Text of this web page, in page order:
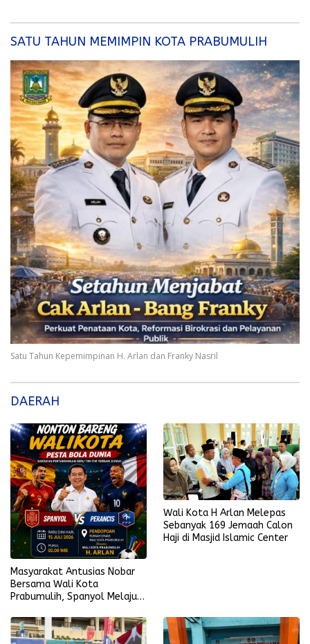
SATU TAHUN MEMIMPIN KOTA PRABUMULIH
Satu Tahun Kepemimpinan H. Arlan dan Franky Nasril
DAERAH
Masyarakat Antusias Nobar
Bersama Wali Kota
Prabumulih, Spanyol Melaju
Wali Kota H Arlan Melepas
Sebanyak 169 Jemaah Calon
Haji di Masjid Islamic Center